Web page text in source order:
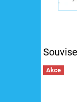
Akce